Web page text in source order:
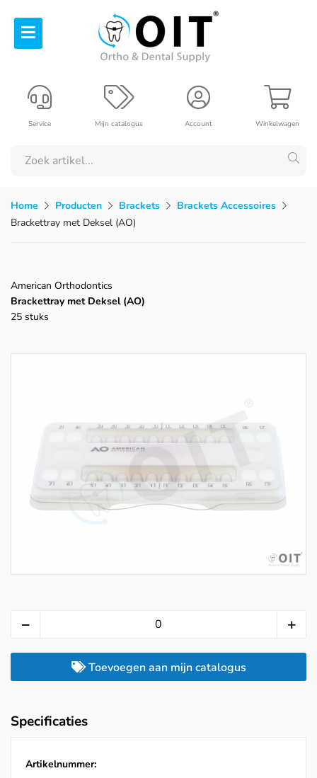
Winkelwagen
Account
Mijn catalogus
Service
Home Producten Brackets
Brackets Accessoires
Brackettray met Deksel (AO)
American Orthodontics
Brackettray met Deksel (AO)
25 stuks
Toevoegen aan mijn catalogus
Specificaties
Artikelnummer: